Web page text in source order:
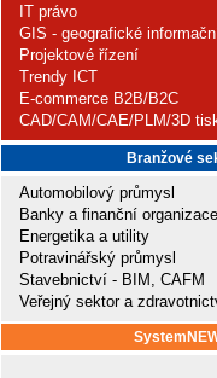
IT právo
GIS - geografické
Projektové řízení
Trendy ICT
E-commerce B2B/B2C
CAD/CAM/CAE/PLM/3D
Branžové
Automobilový průmysl
Banky a finanční organizace
Energetika a utility
Potravinářský průmysl
Stavebnictví - BIM, CAFM
Veřejný sektor a